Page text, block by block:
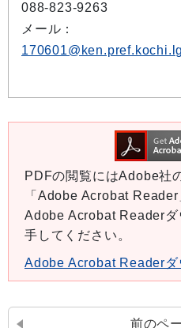
088-823-9263
メール：
PDFの閲覧にはAdobe社
「Adobe Acrobat
Adobe Acrobat Readerダ
手してください。
Adobe Acrobat Readerダ
前のペ